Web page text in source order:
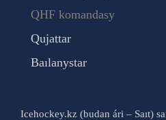
QHF komandasy
Qujattar
Baılanystar
Icehockey.kz (budan ári – Saıt)